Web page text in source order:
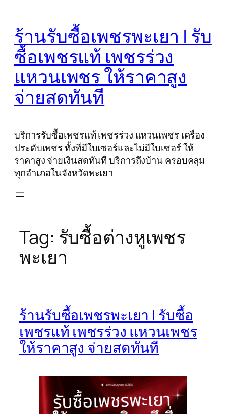
content
ร้านรับซื้อเพชรพะเยา | รับ
ซื้อเพชรแท้ เพชรร่วง
แหวนเพชร ให้ราคาสูง
จ่ายสดทันที
บริการรับซื้อเพชรแท้ เพชรร่วง แหวนเพชร เครื่อง
ประดับเพชร ทั้งที่มีใบเซอร์และไม่มีใบเซอร์ ให้
ราคาสูง จ่ายเงินสดทันที บริการถึงบ้าน ครอบคลุม
ทุกอำเภอในจังหวัดพะเยา
Tag: รับซื้อต่างหูเพชร
พะเยา
ร้านรับซื้อเพชรพะเยา | รับซื้อ
เพชรแท้ เพชรร่วง แหวนเพชร
ให้ราคาสูง จ่ายสดทันที